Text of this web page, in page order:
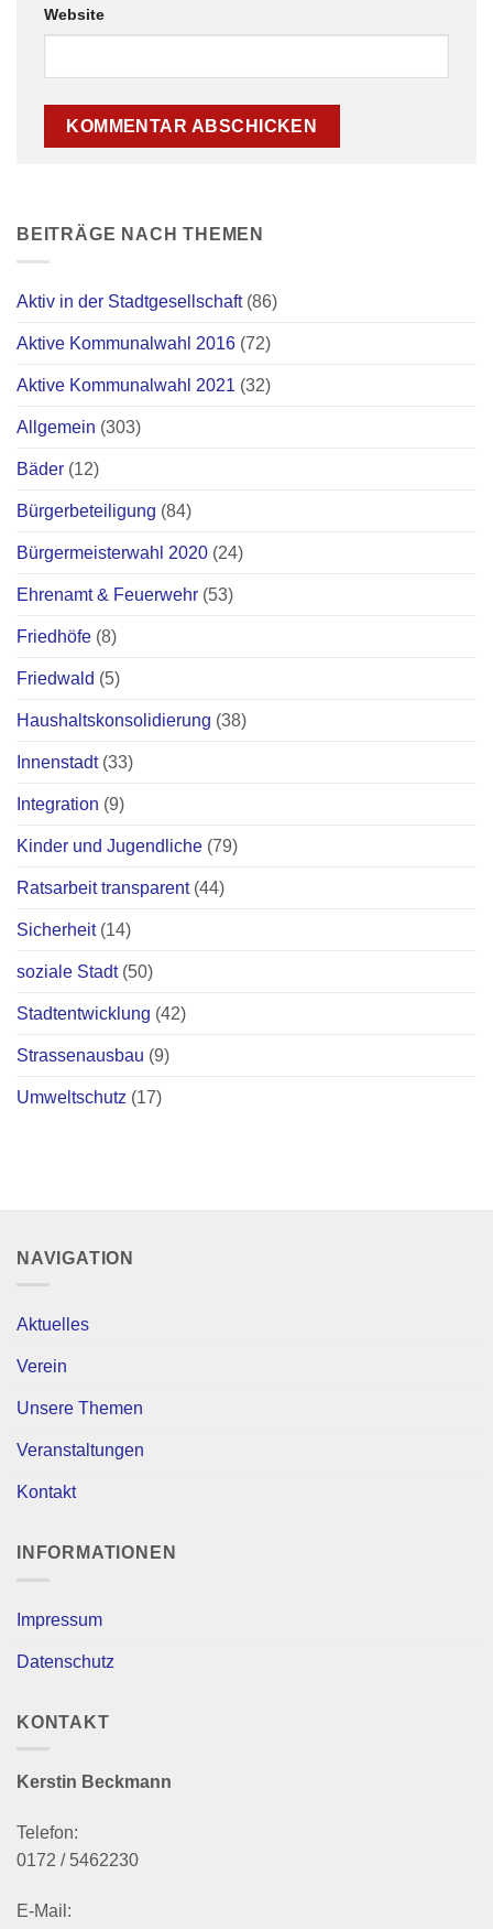
Website
BEITRÄGE NACH THEMEN
Aktiv in der Stadtgesellschaft(86)
Aktive Kommunalwahl 2016 (72)
Aktive Kommunalwahl 2021 (32)
Allgemein (303)
Bäder (12)
Bürgerbeteiligung (84)
Bürgermeisterwahl 2020 (24)
Ehrenamt & Feuerwehr (53)
Friedhöfe (8)
Friedwald (5)
Haushaltskonsolidierung (38)
Innenstadt(33)
Integration (9)
Kinder und Jugendliche (79)
Ratsarbeit transparent(44)
Sicherheit(14)
soziale Stadt(50)
Stadtentwicklung (42)
Strassenausbau (9)
Umweltschutz (17)
NAVIGATION
Aktuelles
Verein
Unsere Themen
Veranstaltungen
Kontakt
INFORMATIONEN
Impressum
Datenschutz
KONTAKT
Kerstin Beckmann
Telefon:
0172 / 5462230
E-Mail: